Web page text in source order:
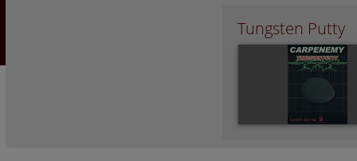
Tungsten Putty